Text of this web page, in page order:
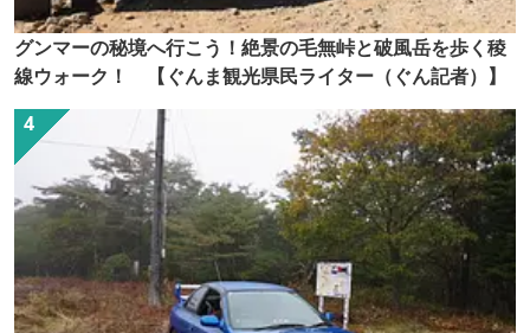
グンマーの秘境へ行こう！絶景の毛無峠と破風岳を歩く稜
線ウォーク！ 【ぐんま観光県民ライター（ぐん記者）】